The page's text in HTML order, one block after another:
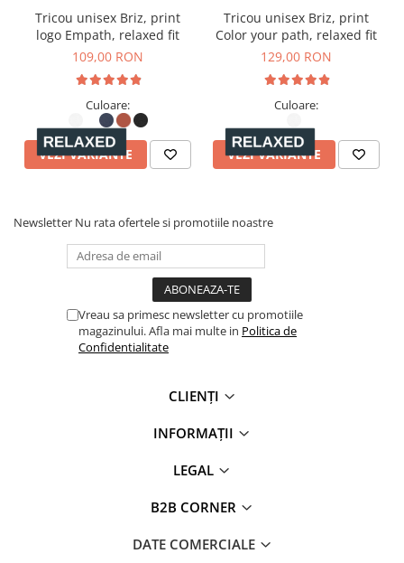
Tricou unisex Briz, print
logo Empath, relaxed fit
109,00 RON
Culoare:
VEZI VARIANTE
Tricou unisex Briz, print
Color your path, relaxed fit
129,00 RON
Culoare:
VEZI VARIANTE
Newsletter Nu rata ofertele si promotiile noastre
Vreau sa primesc newsletter cu promotiile
magazinului. Afla mai multe in Politica de
Confidentialitate
CLIENȚI
INFORMAȚII
LEGAL
B2B CORNER
DATE COMERCIALE